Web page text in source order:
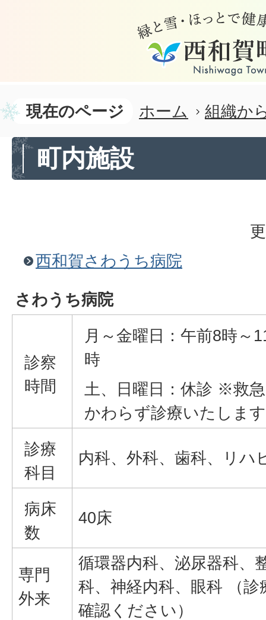
現在のページ ホーム 組織か
町内施設
西和賀さわうち病院
さわうち病院
診察
時間
月～金曜日：午前8時～
時
土、日曜日：休診 ※救
かわらず診療いたしま
診療
科目
内科、外科、歯科、リハ
病床
数
40床
専門
外来
循環器内科、泌尿器科、
科、神経内科、眼科 （
確認ください）